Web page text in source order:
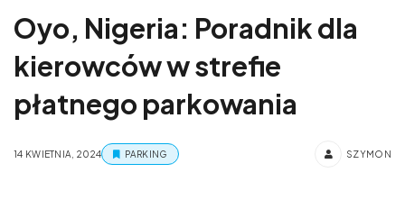
Oyo, Nigeria: Poradnik dla
kierowców w strefie
płatnego parkowania
14 KWIETNIA, 2024 PARKING SZYMON